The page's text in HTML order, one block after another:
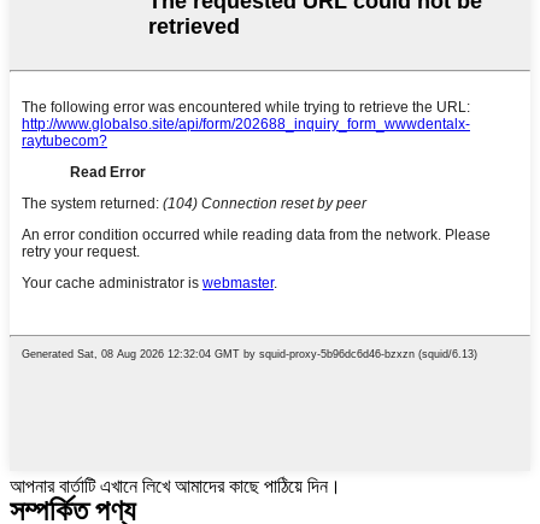
আপনার বার্তাটি এখানে লিখে আমাদের কাছে পাঠিয়ে দিন।
সম্পর্কিত পণ্য